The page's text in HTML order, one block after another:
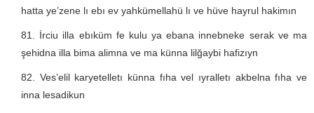
hatta ye’zene lı ebı ev yahkümellahü lı ve hüve hayrul hakimın
İrciu illa ebıküm fe kulu ya ebana innebneke serak ve ma
şehidna illa bima alimna ve ma künna lilğaybi hafizıyn
Ves’elil karyetelletı künna fıha vel ıyralletı akbelna fıha ve
inna lesadikun